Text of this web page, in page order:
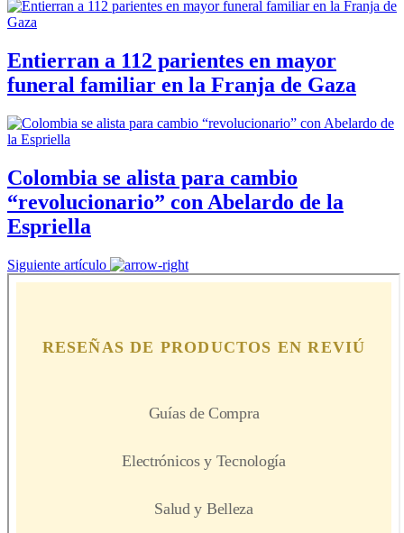
Entierran a 112 parientes en mayor
funeral familiar en la Franja de Gaza
Colombia se alista para cambio
“revolucionario” con Abelardo de la
Espriella
Siguiente artículo